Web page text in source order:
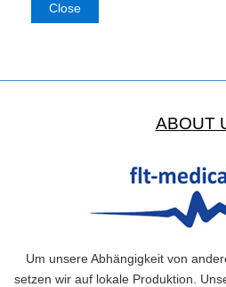
ABOUT
Um unsere Abhängigkeit von
setzen wir auf lokale Produktion.